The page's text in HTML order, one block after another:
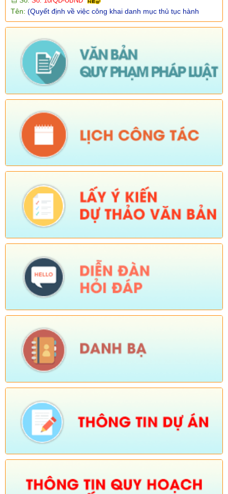
địa bàn xã Dào San)
Ngày ban hành: (15/04/2026) -Ngày hiệu lực: (06/01/2026)
38/PKT - TB
Tên:(Về việc niêm yết công khai, lấy ý kiến của tổ chức, chuyên
gia và cộng động dân cư có liên quan đối với Quy hoạch chung
xã Dào San, tỉnh Lai Châu đến năm 2045)
Ngày ban hành: (25/02/2026)
Số:Số: 01/2026/QĐ-UBND
01/2025/QĐ-UBND ngày 01 tháng 07 năm 2025 của Ủy ban
nhân dân xã ban hành quy chế làm việc của Ủy ban nhân dân
xã Dào San, nhiệm kỳ 2021-2026)
Ngày ban hành: (06/02/2026)
Ngày ban hành: (23/01/2026)
Tên: (Kế hoạch triển khai thực hiện dự án 1 Hỗ trợ đất ở xã Dào
San năm 2025 thuộc Chương trình MTQG phát triển kinh tế xã
2025)
Ngày ban hành: (26/08/2025)